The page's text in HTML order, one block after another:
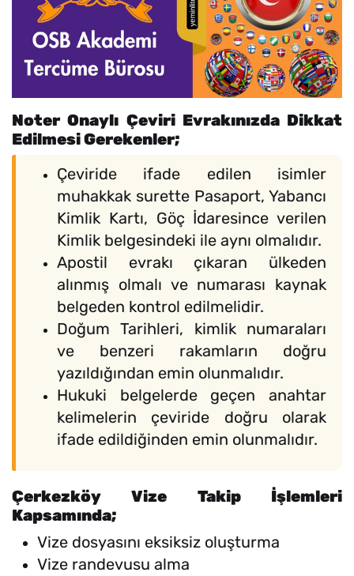
Noter Onaylı Çeviri Evrakınızda Dikkat
Edilmesi Gerekenler;
Çeviride ifade edilen isimler
muhakkak surette Pasaport, Yabancı
Kimlik Kartı, Göç İdaresince verilen
Kimlik belgesindeki ile aynı olmalıdır.
Apostil evrakı çıkaran ülkeden
alınmış olmalı ve numarası kaynak
belgeden kontrol edilmelidir.
Doğum Tarihleri, kimlik numaraları
ve benzeri rakamların doğru
yazıldığından emin olunmalıdır.
Hukuki belgelerde geçen anahtar
kelimelerin çeviride doğru olarak
ifade edildiğinden emin olunmalıdır.
Çerkezköy Vize Takip İşlemleri
Kapsamında;
Vize dosyasını eksiksiz oluşturma
Vize randevusu alma